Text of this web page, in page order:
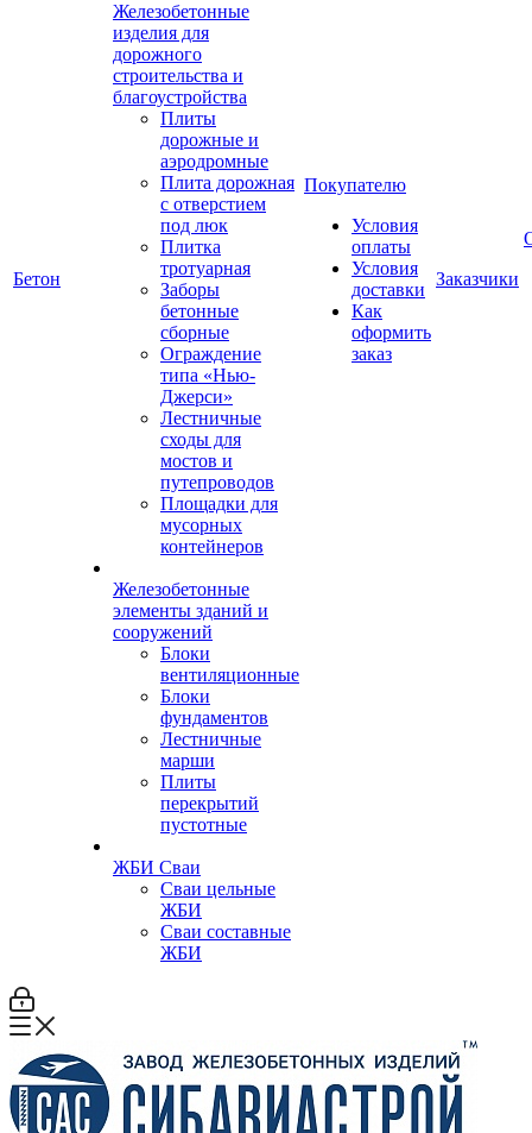
Бетон
Железобетонные
изделия для
дорожного
строительства и
благоустройства
Плиты
дорожные и
аэродромные
Плита дорожная
с отверстием
под люк
Плитка
тротуарная
Заборы
бетонные
сборные
Ограждение
типа «Нью-
Джерси»
Лестничные
сходы для
мостов и
путепроводов
Площадки для
мусорных
контейнеров
Железобетонные
элементы зданий и
сооружений
Блоки
вентиляционные
Блоки
фундаментов
Лестничные
марши
Плиты
перекрытий
пустотные
ЖБИ Сваи
Сваи цельные
ЖБИ
Сваи составные
ЖБИ
Покупателю
Условия
оплаты
Условия
доставки
Как
оформить
заказ
Заказчики